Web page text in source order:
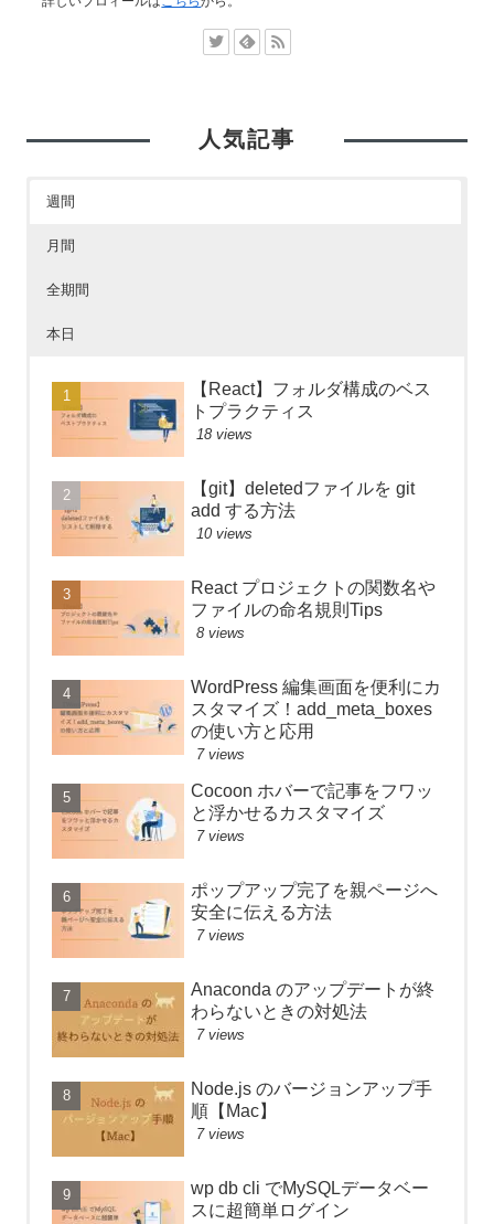
人気記事
週間
月間
全期間
本日
【React】フォルダ構成のベス
トプラクティス
18 views
【git】deletedファイルを git
add する方法
10 views
React プロジェクトの関数名や
ファイルの命名規則Tips
8 views
WordPress 編集画面を便利にカ
スタマイズ！add_meta_boxes
の使い方と応用
7 views
Cocoon ホバーで記事をフワッ
と浮かせるカスタマイズ
7 views
ポップアップ完了を親ページへ
安全に伝える方法
7 views
Anaconda のアップデートが終
わらないときの対処法
7 views
Node.js のバージョンアップ手
順【Mac】
7 views
wp db cli でMySQLデータベー
スに超簡単ログイン